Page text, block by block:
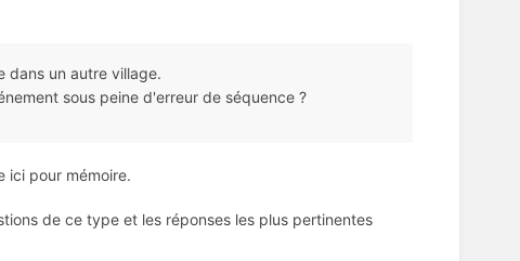
dans un autre village.
sous peine d'erreur de séquence ?
ici pour mémoire.
de ce type et les réponses les plus pertinentes